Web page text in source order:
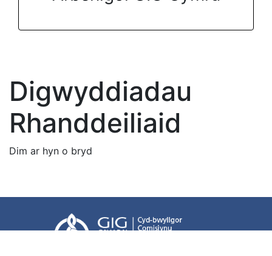
Digwyddiadau
Rhanddeiliaid
Dim ar hyn o bryd